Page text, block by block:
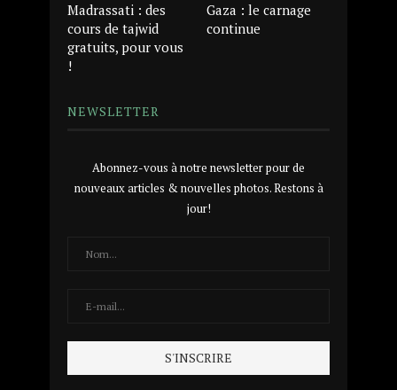
Madrassati : des
cours de tajwid
gratuits, pour vous
!
Gaza : le carnage
continue
NEWSLETTER
Abonnez-vous à notre newsletter pour de
nouveaux articles & nouvelles photos. Restons à
jour!